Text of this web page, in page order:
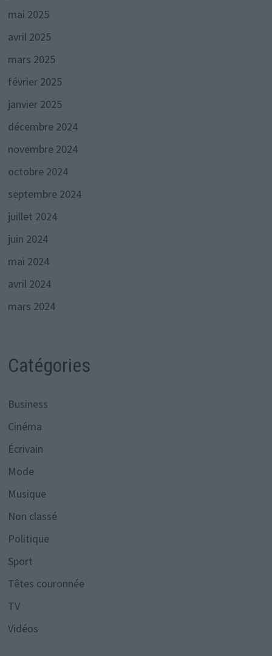
mai 2025
avril 2025
mars 2025
février 2025
janvier 2025
décembre 2024
novembre 2024
octobre 2024
septembre 2024
juillet 2024
juin 2024
mai 2024
avril 2024
mars 2024
Catégories
Business
Cinéma
Écrivain
Mode
Musique
Non classé
Politique
Sport
Têtes couronnée
TV
Vidéos